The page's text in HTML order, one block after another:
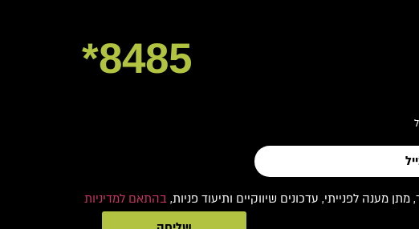
8485*
לפנייתי, עדכונים שיווקיים ותיעוד פניות, בהתאם למדיניות